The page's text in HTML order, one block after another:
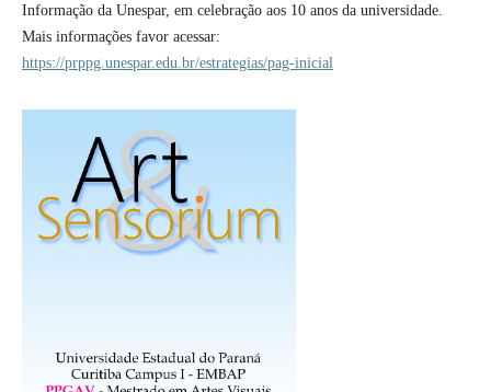
Informação da Unespar, em celebração aos 10 anos da universidade.
Mais informações favor acessar:
https://prppg.unespar.edu.br/estrategias/pag-inicial